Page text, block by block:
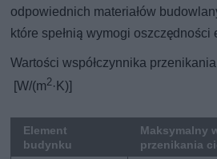
odpowiednich materiałów
które spełnią wymogi oszczędności
Wartości współczynnika
[W/(m2·K)]
Element
budynku
Maksymalny
przenikania